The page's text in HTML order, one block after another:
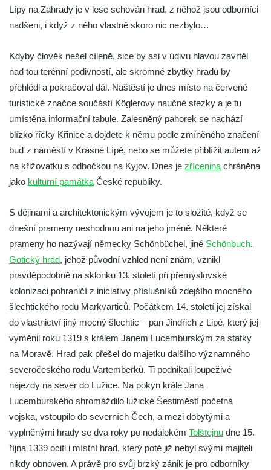
Hrad Šebín
Hrad Litoměřice
Tvrz Brozany nad Ohří
Hrad Košťálov
Tvrz Měrunice
Tvrz Libčeves
Tvrz Tlustec (Velký Valtinov)
Hrad Levín (u Úštěku)
Hrad Bezděz
Hrad Potštejn
Hrad u Hvězdy
Hrad Čap
Hrad Bradlec
Hrad Drábovna
Hrad Kvítkov
Hrad Milčany (Kickelsburg, nesprávně
Vítkovec)
Hrad Rybnov
Lípy na Zahrady je v lese schován hrad, z něhož jsou odborníci
nadšeni, i když z něho vlastně skoro nic nezbylo…
Kdyby člověk nešel cíleně, sice by asi v údivu hlavou zavrtěl
nad tou terénní podivností, ale skromné zbytky hradu by
přehlédl a pokračoval dál. Naštěstí je dnes místo na červené
turistické značce součástí Köglerovy naučné stezky a je tu
umístěna informační tabule. Zalesněný pahorek se nachází
blízko říčky Křinice a dojdete k němu podle zmíněného značení
buď z náměstí v Krásné Lípě, nebo se můžete přiblížit autem až
na křižovatku s odbočkou na Kyjov. Dnes je zřícenina chráněna
jako kulturní památka České republiky.
S dějinami a architektonickým vývojem je to složité, když se
dnešní prameny neshodnou ani na jeho jméně. Některé
prameny ho nazývají německy Schönbüchel, jiné Schönbuch.
Gotický hrad, jehož původní vzhled není znám, vznikl
pravděpodobně na sklonku 13. století při přemyslovské
kolonizaci pohraničí z iniciativy příslušníků zdejšího mocného
šlechtického rodu Markvarticů. Počátkem 14. století jej získal
do vlastnictví jiný mocný šlechtic – pan Jindřich z Lipé, který jej
vyměnil roku 1319 s králem Janem Lucemburským za statky
na Moravě. Hrad pak přešel do majetku dalšího významného
severočeského rodu Vartemberků. Ti podnikali loupeživé
nájezdy na sever do Lužice. Na pokyn krále Jana
Lucemburského shromáždilo lužické Šestiměstí početná
vojska, vstoupilo do severních Čech, a mezi dobytými a
vyplněnými hrady se dva roky po nedalekém Tolštejnu dne 15.
října 1339 ocitl i místní hrad, který poté již nebyl svými majiteli
nikdy obnoven. A právě pro svůj brzký zánik je pro odborníky